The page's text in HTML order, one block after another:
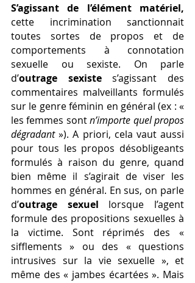
S’agissant de l’élément matériel,
cette incrimination sanctionnait
toutes sortes de propos et de
comportements à connotation
sexuelle ou sexiste. On parle
d’outrage sexiste s’agissant des
commentaires malveillants formulés
sur le genre féminin en général (ex : «
les femmes sont n’importe quel propos
dégradant »). A priori, cela vaut aussi
pour tous les propos désobligeants
formulés à raison du genre, quand
bien même il s’agirait de viser les
hommes en général. En sus, on parle
d’outrage sexuel lorsque l’agent
formule des propositions sexuelles à
la victime. Sont réprimés des «
sifflements » ou des « questions
intrusives sur la vie sexuelle », et
même des « jambes écartées ». Mais